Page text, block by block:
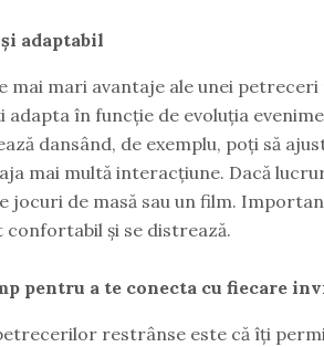
adaptabil
mai mari avantaje ale unei
adapta în funcție de evoluția
dansând, de exemplu, poți să
mai multă interacțiune. Dacă
jocuri de masă sau un film.
confortabil și se distrează.
pentru a te conecta cu fiecare
restrânse este că îți